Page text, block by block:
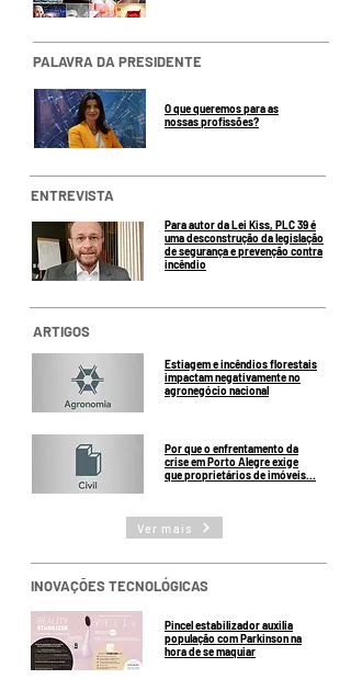
PALAVRA DA PRESIDENTE
O que queremos para as
nossas profissões?
ENTREVISTA
Para autor da Lei Kiss, PLC 39 é
uma desconstrução da legislação
de segurança e prevenção contra
incêndio
ARTIGOS
Estiagem e incêndios florestais
impactam negativamente no
agronegócio nacional
Por que o enfrentamento da
crise em Porto Alegre exige
que proprietários de imóveis...
Ver mais
INOVAÇÕES TECNOLÓGICAS
Pincel estabilizador auxilia
população com Parkinson na
hora de se maquiar